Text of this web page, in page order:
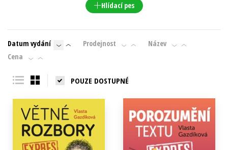
Hlídací pes
Datum vydání Prodejnost
Název
Cena
POUZE DOSTUPNÉ